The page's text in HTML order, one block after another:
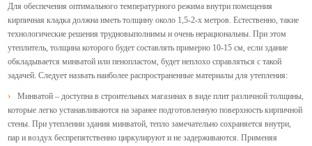
Для обеспечения оптимального температурного режима внутри помещения
кирпичная кладка должна иметь толщину около 1,5-2-х метров. Естественно, такие
технологические решения трудновыполнимы и очень нерациональны. При этом
утеплитель, толщина которого будет составлять примерно 10-15 см, если здание
обкладывается минватой или пенопластом, будет неплохо справляться с такой
задачей. Следует назвать наиболее распространенные материалы для утепления:
Минватой – доступна в строительных магазинах в виде плит различной толщины,
которые легко устанавливаются на заранее подготовленную поверхность кирпичной
стены. При утеплении здания минватой, тепло замечательно сохраняется внутри,
пар и воздух беспрепятственно циркулируют и не задерживаются. Применяя